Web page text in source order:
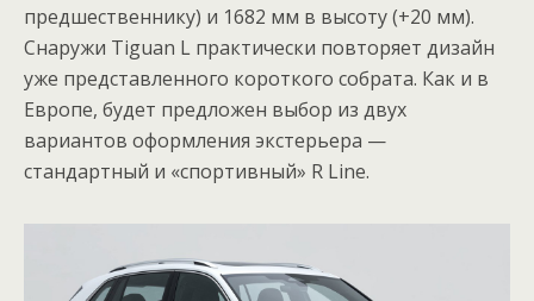
предшественнику) и 1682 мм в высоту (+20 мм).
Снаружи Tiguan L практически повторяет дизайн
уже представленного короткого собрата. Как и в
Европе, будет предложен выбор из двух
вариантов оформления экстерьера —
стандартный и «спортивный» R Line.